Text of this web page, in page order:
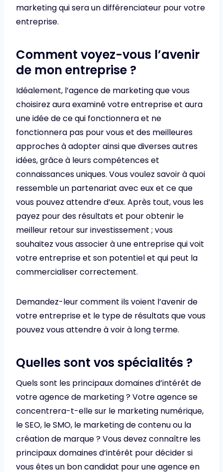
marketing qui sera un différenciateur pour votre
entreprise.
Comment voyez-vous l’avenir
de mon entreprise ?
Idéalement, l’agence de marketing que vous
choisirez aura examiné votre entreprise et aura
une idée de ce qui fonctionnera et ne
fonctionnera pas pour vous et des meilleures
approches à adopter ainsi que diverses autres
idées, grâce à leurs compétences et
connaissances uniques. Vous voulez savoir à quoi
ressemble un partenariat avec eux et ce que
vous pouvez attendre d’eux. Après tout, vous les
payez pour des résultats et pour obtenir le
meilleur retour sur investissement ; vous
souhaitez vous associer à une entreprise qui voit
votre entreprise et son potentiel et qui peut la
commercialiser correctement.
Demandez-leur comment ils voient l’avenir de
votre entreprise et le type de résultats que vous
pouvez vous attendre à voir à long terme.
Quelles sont vos spécialités ?
Quels sont les principaux domaines d’intérêt de
votre agence de marketing ? Votre agence se
concentrera-t-elle sur le marketing numérique,
le SEO, le SMO, le marketing de contenu ou la
création de marque ? Vous devez connaître les
principaux domaines d’intérêt pour décider si
vous êtes un bon candidat pour une agence en